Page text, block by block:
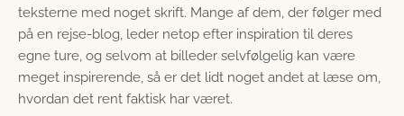
teksterne med noget skrift. Mange af dem, der følger med
på en rejse-blog, leder netop efter inspiration til deres
egne ture, og selvom at billeder selvfølgelig kan være
meget inspirerende, så er det lidt noget andet at læse om,
hvordan det rent faktisk har været.